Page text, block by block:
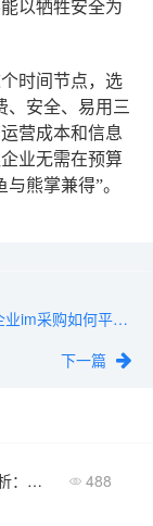
以牺牲安全为
时间节点，选
、安全、易用 三
营成本和信息
业无需在预算
熊掌兼得”。
对比选型：企业im采购如何平衡安全合规与协作效率
下一篇
团队协作的定义与核心要素解析：提升组织效能的关键 488